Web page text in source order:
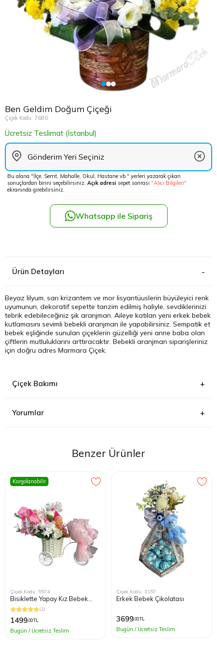
Ben Geldim Doğum Çiçeği
Çiçek Kodu: 7680
Ücretsiz Teslimat (İstanbul)
Bu alana "İlçe, Semt, Mahalle, Okul, Hastane vb." yerleri yazarak çıkan
sonuçlardan birini seçebilirsiniz. Açık adresi sepet sonrası "Alıcı Bilgileri"
ekranında girebilirsiniz.
Whatsapp ile Sipariş
Ürün Detayları
Beyaz lilyum, sarı krizantem ve mor lisyantüuslerin büyüleyici renk
uyumunun, dekoratif sepette tanzim edilmiş haliyle, sevdiklerinizi
tebrik edebileceğiniz şık aranjman. Aileye katılan yeni erkek bebek
kutlamasını sevimli bebekli aranjman ile yapabilirsiniz. Sempatik et
bebek eşliğinde sunulan çiçeklerin güzelliği yeni anne baba olan
çiftlerin mutluluklarını arttıracaktır. Bebekli aranjman siparişleriniz
için doğru adres Marmara Çiçek.
Çiçek Bakımı
Yorumlar
Benzer Ürünler
Kargolanabilir
Çiçek Kodu: 5574
Bisiklette Yapay Kız Bebek
Çiçeği
(1)
1499,00 TL
Bugün / Ücretsiz Teslim
Çiçek Kodu: 3157
Erkek Bebek Çikolatası
3699,00 TL
Bugün / Ücretsiz Teslim
Düğün
Açılış
Vip
Şans
Çikolata Tepsisi ve Şekerlik
Nişan Masa Süsleme
Avukata Çiçek
Kuru Çiçek
Düğün & Nikah Organizasyon Ümraniye
Fatih
Şişli